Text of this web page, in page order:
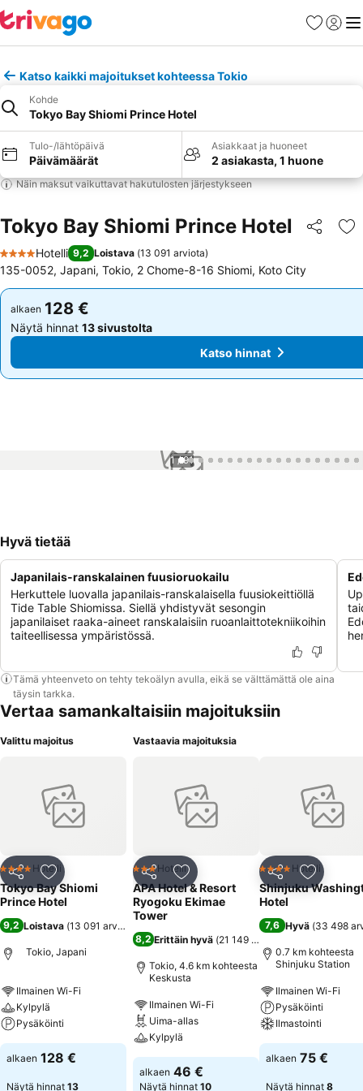
Suosikit
Katso kaikki majoitukset kohteessa Tokio
Kohde
Tokyo Bay Shiomi Prince Hotel
Tulo-/lähtöpäivä
Päivämäärät
Asiakkaat ja huoneet
2 asiakasta, 1 huone
Näin maksut vaikuttavat hakutulosten järjestykseen
Tokyo Bay Shiomi Prince Hotel Jaa
4 Tähtiluokitus
Hotelli 9,2 Loistava (13 091 arviota)
135-0052, Japani, Tokio, 2 Chome-8-16 Shiomi, Koto City
alkaen 128 €
Näytä hinnat 13 sivustolta
Katso hinnat
alkaen 128 €
Näytä hinnat 13 sivustolta
Katso hinnat
1 / 91
Hyvä tietää
Japanilais-ranskalainen fuusioruokailu
Herkuttele luovalla japanilais-ranskalaisella fuusiokeittiöllä
Tide Table Shiomissa. Siellä yhdistyvät sesongin
japanilaiset raaka-aineet ranskalaisiin ruoanlaittotekniikoihin
taiteellisessa ympäristössä.
Tämä yhteenveto on tehty tekoälyn avulla, eikä se välttämättä ole aina
täysin tarkka.
Vertaa samankaltaisiin majoituksiin
Valittu majoitus
Jaa Lisää suosikkeihin
4 Tähtiluokitus
Hotelli
Tokyo Bay Shiomi
Prince Hotel
9,2 Loistava (13 091 arviota
Tokio, Japani
Ilmainen Wi-Fi
Kylpylä
Pysäköinti
alkaen 128 €
Näytä hinnat 13
Vastaavia majoituksia
Jaa Lisää suosikkeihin
3 Tähtiluokitus
Hotelli
APA Hotel & Resort
Ryogoku Ekimae
Tower
8,2 Erittäin hyvä (21 149 arviota
Tokio, 4.6 km kohteesta
Keskusta
Ilmainen Wi-Fi
Uima-allas
Kylpylä
alkaen 46 €
Näytä hinnat 10
Jaa Lisää
4 Tähtiluokitus
Hotelli
Shinjuku
Hotel
7,6 Hyvä (33 498
0.7 km kohteesta
Shinjuku Station
Ilmainen Wi-Fi
Pysäköinti
Ilmastointi
alkaen 75 €
Näytä hinnat 8